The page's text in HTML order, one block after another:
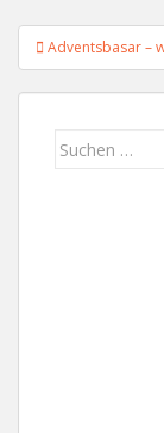
Adventsbasar –
Suchen